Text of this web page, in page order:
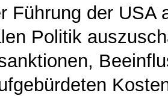
Führung der USA
Politik